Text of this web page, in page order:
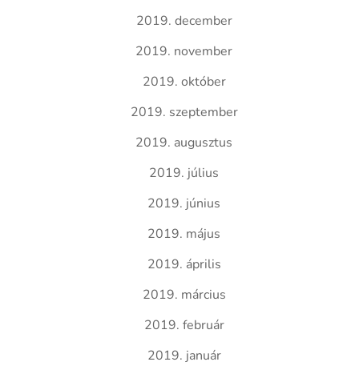
2019. december
2019. november
2019. október
2019. szeptember
2019. augusztus
2019. július
2019. június
2019. május
2019. április
2019. március
2019. február
2019. január